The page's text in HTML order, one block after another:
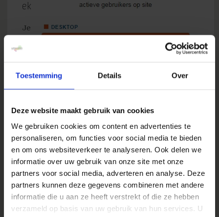
Toestemming Details Over
Deze website maakt gebruik van cookies
We gebruiken cookies om content en advertenties te
personaliseren, om functies voor social media te bieden
en om ons websiteverkeer te analyseren. Ook delen we
informatie over uw gebruik van onze site met onze
partners voor social media, adverteren en analyse. Deze
partners kunnen deze gegevens combineren met andere
informatie die u aan ze heeft verstrekt of die ze hebben
verzameld op basis van uw gebruik van hun services. U
ek
Je
mpelweg te weinig bezoekers en te weinig
conversies. Stel, jouw conversie is nu 10% (vanaf
hebben om een verschil van 5% meer conversie
aan te tonen met 95% zekerheid: heb je iets
meer dan 90.000 bezoekers nodig in de
testperiode! Dit zijn dus ook ruim 9.000
conversies… En dat is bij een A/B-test, laat staan
als je meer variaties tegelijk test.